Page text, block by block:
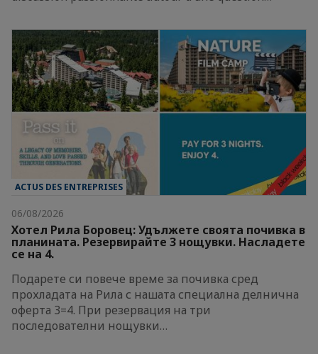
ACTUS DES ENTREPRISES
06/08/2026
Хотел Рила Боровец: Удължете своята почивка в
планината. Резервирайте 3 нощувки. Насладете
се на 4.
Подарете си повече време за почивка сред
прохладата на Рила с нашата специална делнична
оферта 3=4. При резервация на три
последователни нощувки…